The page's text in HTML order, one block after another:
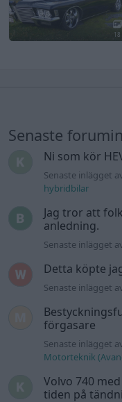
18
Senaste
Ni som kör
Senaste inlägget
hybridbilar
Jag tror att
anledning.
Senaste inlägget
Detta köpte
Senaste inlägget
förgasare
Senaste inlägget
Motorteknik
Volvo 740
tiden på